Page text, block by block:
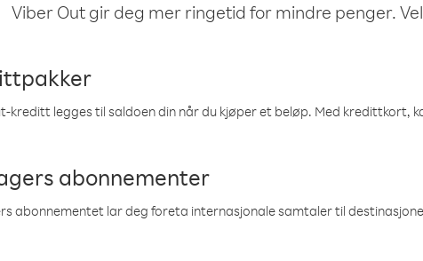
Viber Out gir deg mer ringetid for mindre penger.
kreditt legges til saldoen din når du kjøper et beløp. Med kredittkort,
abonnementer
abonnementet lar deg foreta internasjonale samtaler til